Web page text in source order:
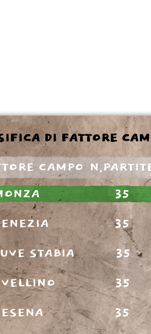
DI FATTORE
CAMPO
35
35
STABIA 35
35
35